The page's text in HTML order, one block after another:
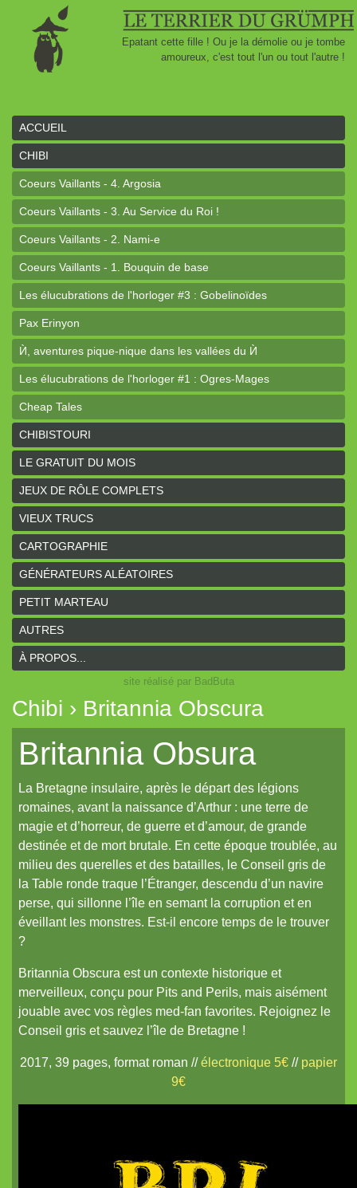
Epatant cette fille ! Ou je la démolie ou je tombe
amoureux, c'est tout l'un ou tout l'autre !
ACCUEIL
CHIBI
Coeurs Vaillants - 4. Argosia
Coeurs Vaillants - 3. Au Service du Roi !
Coeurs Vaillants - 2. Nami-e
Coeurs Vaillants - 1. Bouquin de base
Les élucubrations de l'horloger #3 : Gobelinoïdes
Pax Erinyon
Ѝ, aventures pique-nique dans les vallées du Ѝ
Les élucubrations de l'horloger #1 : Ogres-Mages
Cheap Tales
Intrépides
Coeurs Vaillants - Aventures
Coeurs Vaillants - Ogres de gel
Coeurs Vaillants - Compagnon2
Les bas-reliefs des Ruines de Zeriphar
N.YX
Sous l'ombre du Mont Yimsha
Coeurs Vaillants - Compagnon
Coeurs Vaillants // Gallant and Bold
Hârn - le monde de Hârn
De Urbium Graphidibus
La Frontière
Les cahiers du Vastemonde
TechNoir
Pour une poignée de sapèques
Les Carnets zoographiques du Capitaine Lalande
Donjon sans façon
Aux seuils d'abysses très-anciens
La Mort bleue
De Chorographia
Britannia Obscura
Diceless Dungeons
CHIBISTOURI
LE GRATUIT DU MOIS
JEUX DE RÔLE COMPLETS
VIEUX TRUCS
CARTOGRAPHIE
GÉNÉRATEURS ALÉATOIRES
PETIT MARTEAU
AUTRES
À PROPOS...
site réalisé par BadButa
Chibi › Britannia Obscura
Britannia Obsura
La Bretagne insulaire, après le départ des légions
romaines, avant la naissance d’Arthur : une terre de
magie et d’horreur, de guerre et d’amour, de grande
destinée et de mort brutale. En cette époque troublée, au
milieu des querelles et des batailles, le Conseil gris de
la Table ronde traque l’Étranger, descendu d’un navire
perse, qui sillonne l’île en semant la corruption et en
éveillant les monstres. Est-il encore temps de le trouver
?
Britannia Obscura est un contexte historique et
merveilleux, conçu pour Pits and Perils, mais aisément
jouable avec vos règles med-fan favorites. Rejoignez le
Conseil gris et sauvez l’île de Bretagne !
2017, 39 pages, format roman //électronique 5€ // papier
9€